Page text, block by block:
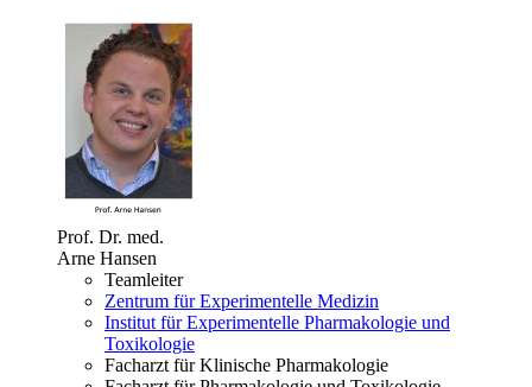
Prof. Dr. med.
Arne Hansen
Teamleiter
Zentrum für Experimentelle Medizin
Institut für Experimentelle Pharmakologie und
Toxikologie
Facharzt für Klinische Pharmakologie